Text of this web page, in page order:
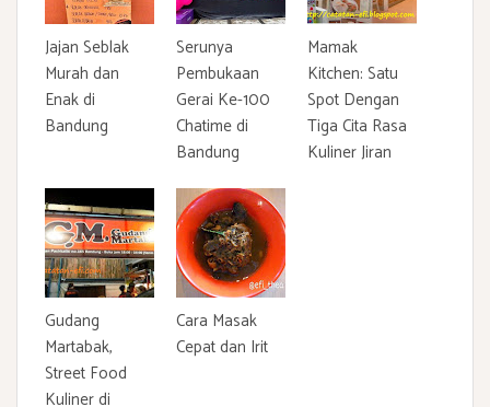
Jajan Seblak
Murah dan
Enak di
Bandung
Serunya
Pembukaan
Gerai Ke-100
Chatime di
Bandung
Mamak
Kitchen: Satu
Spot Dengan
Tiga Cita Rasa
Kuliner Jiran
Gudang
Martabak,
Street Food
Kuliner di
Cara Masak
Cepat dan Irit